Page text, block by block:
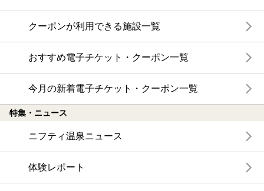
クーポンが利用できる施設一覧
おすすめ電子チケット・クーポン一覧
今月の新着電子チケット・クーポン一覧
特集・ニュース
ニフティ温泉ニュース
体験レポート